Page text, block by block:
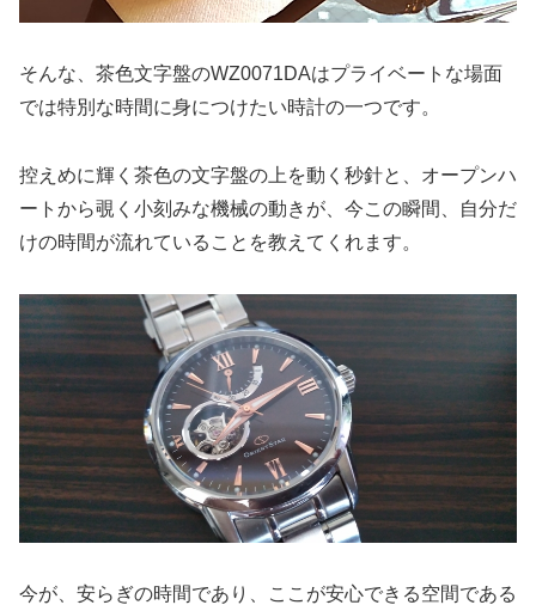
そんな、茶色文字盤のWZ0071DAはプライベートな場面
では特別な時間に身につけたい時計の一つです。
控えめに輝く茶色の文字盤の上を動く秒針と、オープンハ
ートから覗く小刻みな機械の動きが、今この瞬間、自分だ
けの時間が流れていることを教えてくれます。
今が、安らぎの時間であり、ここが安心できる空間である